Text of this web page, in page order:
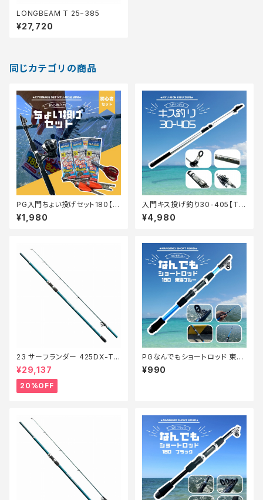
LONGBEAM T 25−385
¥27,720
同じカテゴリの商品
PG入門ちょい投げセット180【T
オリ】
¥1,980
入門キス投げ釣り30-405【Tオ
リ】
¥4,980
23 サーフランダー 425DX-T
【特価竿】【20】
¥29,137
20%OFF
PGなんでもショートロッド 東海
ブルー180【Tオリ】
¥990